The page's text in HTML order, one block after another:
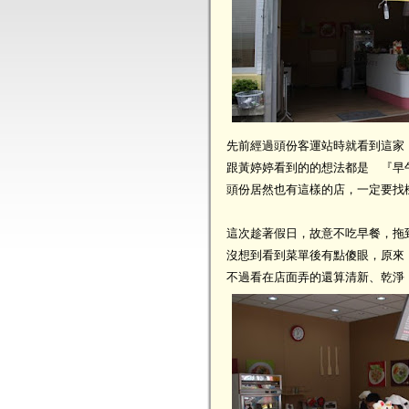
先前經過頭份客運站時就看到這家
跟黃婷婷看到的的想法都是 『早
頭份居然也有這樣的店，一定要找
這次趁著假日，故意不吃早餐，拖
沒想到看到菜單後有點傻眼，原
不過看在店面弄的還算清新、乾淨